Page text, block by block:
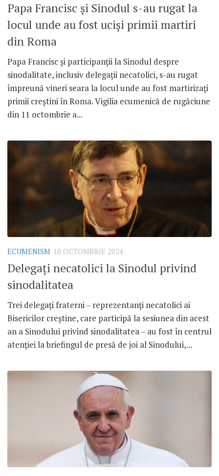
Papa Francisc și Sinodul s-au rugat la
locul unde au fost uciși primii martiri
din Roma
Papa Francisc și participanții la Sinodul despre
sinodalitate, inclusiv delegații necatolici, s-au rugat
împreună vineri seara la locul unde au fost martirizați
primii creștini în Roma. Vigilia ecumenică de rugăciune
din 11 octombrie a...
ECUMENISM 10 OCTOMBRIE 2024
Delegați necatolici la Sinodul privind
sinodalitatea
Trei delegați fraterni – reprezentanți necatolici ai
Bisericilor creștine, care participă la sesiunea din acest
an a Sinodului privind sinodalitatea – au fost în centrul
atenției la briefingul de presă de joi al Sinodului,...